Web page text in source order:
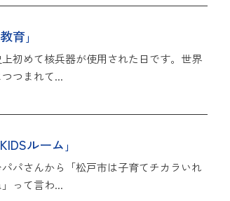
育｣
初めて核兵器が使用された日です。世界
つまれて...
ルーム｣
パさんから「松戸市は子育てチカラいれ
って言わ...